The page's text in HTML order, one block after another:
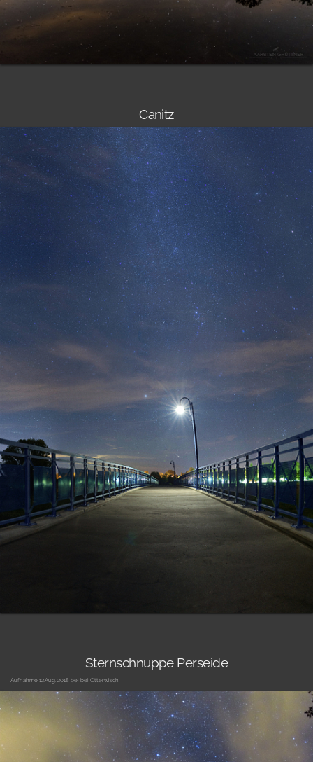
Canitz
Sternschnuppe Perseide
Aufnahme 12.Aug. 2018 bei bei Otterwisch